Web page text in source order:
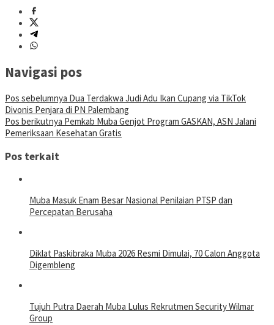
Navigasi pos
Pos sebelumnya Dua Terdakwa Judi Adu Ikan Cupang via TikTok
Divonis Penjara di PN Palembang
Pos berikutnya Pemkab Muba Genjot Program GASKAN, ASN Jalani
Pemeriksaan Kesehatan Gratis
Pos terkait
Muba Masuk Enam Besar Nasional Penilaian PTSP dan
Percepatan Berusaha
Diklat Paskibraka Muba 2026 Resmi Dimulai, 70 Calon Anggota
Digembleng
Tujuh Putra Daerah Muba Lulus Rekrutmen Security Wilmar
Group